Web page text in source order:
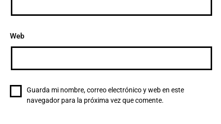
Web
Guarda mi nombre, correo electrónico y web en este
navegador para la próxima vez que comente.